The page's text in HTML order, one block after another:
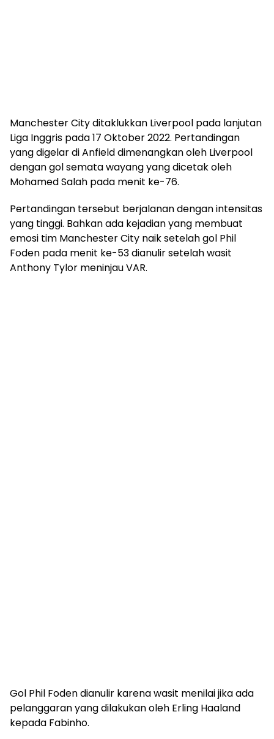
Manchester City ditaklukkan Liverpool pada lanjutan
Liga Inggris pada 17 Oktober 2022. Pertandingan
yang digelar di Anfield dimenangkan oleh Liverpool
dengan gol semata wayang yang dicetak oleh
Mohamed Salah pada menit ke-76.
Pertandingan tersebut berjalanan dengan intensitas
yang tinggi. Bahkan ada kejadian yang membuat
emosi tim Manchester City naik setelah gol Phil
Foden pada menit ke-53 dianulir setelah wasit
Anthony Tylor meninjau VAR.
Gol Phil Foden dianulir karena wasit menilai jika ada
pelanggaran yang dilakukan oleh Erling Haaland
kepada Fabinho.